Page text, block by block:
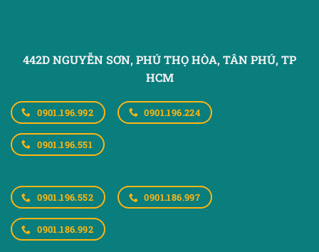
442D NGUYỄN SƠN, PHÚ THỌ HÒA,TÂN PHÚ, TP
HCM
0901.196.992 0901.196.224
0901.196.551
0901.196.552 0901.186.997
0901.186.992